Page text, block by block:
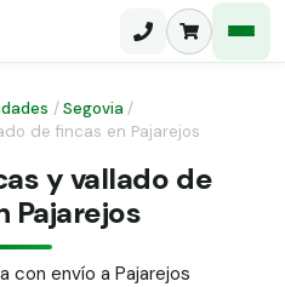
hojas
/ Segovia /
de fincas en Pajarejos
y vallado de
Pajarejos
con envío a Pajarejos